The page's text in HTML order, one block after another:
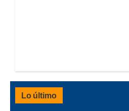
Lo último